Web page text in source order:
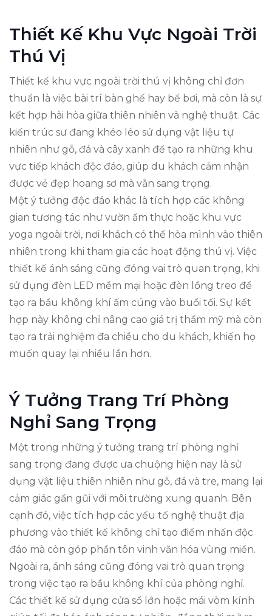
Thiết Kế Khu Vực Ngoài Trời
Thú Vị
Thiết kế khu vực ngoài trời thú vị không chỉ đơn
thuần là việc bài trí bàn ghế hay bể bơi, mà còn là sự
kết hợp hài hòa giữa thiên nhiên và nghệ thuật. Các
kiến trúc sư đang khéo léo sử dụng vật liệu tự
nhiên như gỗ, đá và cây xanh để tạo ra những khu
vực tiếp khách độc đáo, giúp du khách cảm nhận
được vẻ đẹp hoang sơ mà vẫn sang trọng.
Một ý tưởng độc đáo khác là tích hợp các không
gian tương tác như vườn ẩm thực hoặc khu vực
yoga ngoài trời, nơi khách có thể hòa mình vào thiên
nhiên trong khi tham gia các hoạt động thú vị. Việc
thiết kế ánh sáng cũng đóng vai trò quan trọng, khi
sử dụng đèn LED mềm mại hoặc đèn lồng treo để
tạo ra bầu không khí ấm cúng vào buổi tối. Sự kết
hợp này không chỉ nâng cao giá trị thẩm mỹ mà còn
tạo ra trải nghiệm đa chiều cho du khách, khiến họ
muốn quay lại nhiều lần hơn.
Ý Tưởng Trang Trí Phòng
Nghỉ Sang Trọng
Một trong những ý tưởng trang trí phòng nghỉ
sang trọng đang được ưa chuộng hiện nay là sử
dụng vật liệu thiên nhiên như gỗ, đá và tre, mang lại
cảm giác gần gũi với môi trường xung quanh. Bên
cạnh đó, việc tích hợp các yếu tố nghệ thuật địa
phương vào thiết kế không chỉ tạo điểm nhấn độc
đáo mà còn góp phần tôn vinh văn hóa vùng miền.
Ngoài ra, ánh sáng cũng đóng vai trò quan trọng
trong việc tạo ra bầu không khí của phòng nghỉ.
Các thiết kế sử dụng cửa sổ lớn hoặc mái vòm kính